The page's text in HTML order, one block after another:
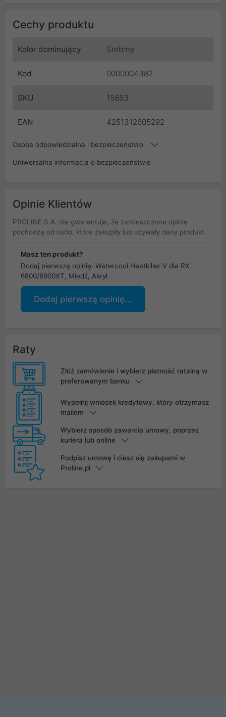
Cechy produktu
Kolor dominujący Srebrny
Kod 0000004382
SKU 15653
EAN 4251312605292
Osoba odpowiedzialna i bezpieczeństwo
Uniwersalna informacja o bezpieczeństwie
Opinie Klientów
PROLINE S.A. nie gwarantuje, że zamieszczone opinie
pochodzą od osób, które zakupiły lub używały dany produkt.
Masz ten produkt?
Dodaj pierwszą opinię: Watercool Heatkiller V dla RX
6800/6900XT, Miedź, Akryl
Dodaj pierwszą opinię...
Raty
Złóż zamówienie i wybierz płatność ratalną w
preferowanym banku
Wypełnij wniosek kredytowy, który otrzymasz
mailem
Wybierz sposób zawarcia umowy, poprzez
kuriera lub online
Podpisz umowę i ciesz się zakupami w
Proline.pl